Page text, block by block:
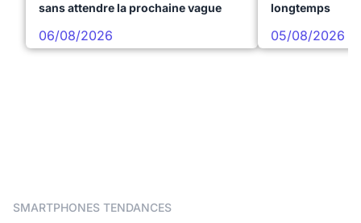
sans attendre la prochaine vague
06/08/2026
longtemps
05/08/2026
SMARTPHONES TENDANCES